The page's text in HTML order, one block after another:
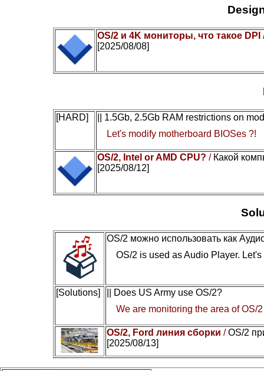
OS/2 и 4K мониторы, что такое DPI
[2025/08/08]
[HARD]
|| 1.5Gb, 2.5Gb RAM restrictions on
Let's modify motherboard BIOSes ?!
OS/2, Intel or AMD CPU? / Какой
[2025/08/12]
OS/2 можно использовать как
OS/2 is used as Audio Player.
[Solutions]
|| Does US Army use OS/2?
We are monitoring the area of OS/
OS/2, Ford линия сборки /OS/2
[2025/08/13]